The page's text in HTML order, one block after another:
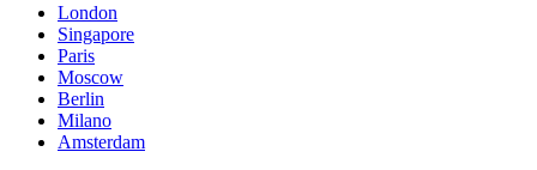
London
Singapore
Paris
Moscow
Berlin
Milano
Amsterdam